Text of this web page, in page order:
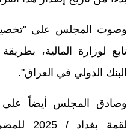
وصوت المجلس على
تابع لوزارة المالية،
البنك الدولي في العراق".
وصادق المجلس أيضاً على
لقمة